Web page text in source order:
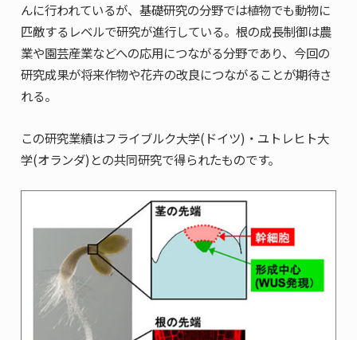
んに行われているが、基礎研究の分野では植物でも動物に
匹敵するレベルで研究が進行している。根の成長制御は農
業や園芸産業などへの応用につながる分野であり、今回の
研究成果が将来作物や花卉の改良につながることが期待さ
れる。
この研究業績はフライブルク大学(ドイツ)・ユトレヒト大
学(オランダ)との共同研究で得られたものです。